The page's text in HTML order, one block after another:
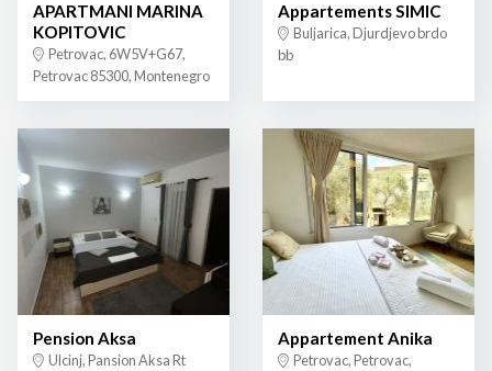
APARTMANI MARINA
KOPITOVIC
Petrovac, 6W5V+G67,
Petrovac 85300, Montenegro
Appartements SIMIC
Buljarica, Djurdjevo brdo
bb
Pension Aksa
Ulcinj, Pansion Aksa Rt
Appartement Anika
Petrovac, Petrovac,